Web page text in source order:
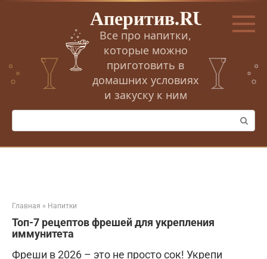
Перейти
Аперитив.RU
Все про напитки,
которые можно
приготовить в
домашних условиях
и закуску к ним
Поиск:
Главная » Напитки
Топ-7 рецептов фрешей для укрепления
иммунитета
Фреши в 2026 – это не просто сок! Укрепи